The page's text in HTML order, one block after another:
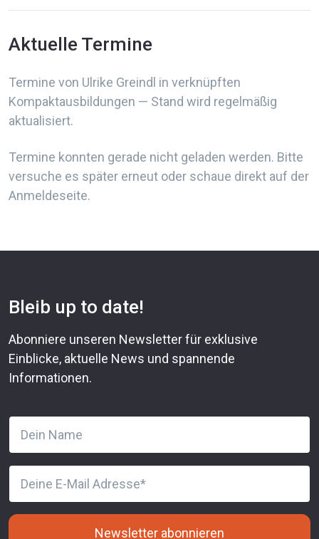
Aktuelle Termine
Termine von Ulrike Greindl in verknüpften
Kompaktausbildungen — Stand wird regelmäßig
aktualisiert.
Termine konnten gerade nicht geladen werden. Bitte
versuche es später erneut oder schaue direkt auf der
Anmeldeseite.
Bleib up to date!
Abonniere unseren Newsletter für exklusive
Einblicke, aktuelle News und spannende
Informationen.
Newsletter abonnieren